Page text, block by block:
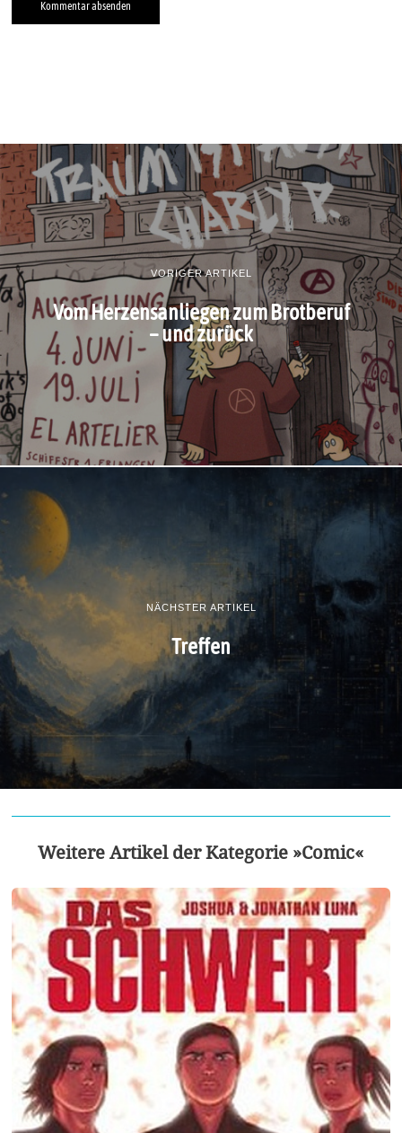
VORIGER ARTIKEL
Vom Herzensanliegen zum Brotberuf
– und zurück
NÄCHSTER ARTIKEL
Treffen
Weitere Artikel der Kategorie »Comic«